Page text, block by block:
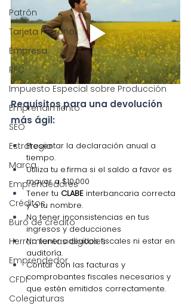
Patrón
Tarjeta Patronal
Empresa
RFC
Impuesto Especial sobre Producción
Emprendimiento
SEO
Estrategia
Marca
Emprendedores
Créditos
Buró de crédito
Herramientas digitales
Emprendedor
CFDI
Colegiaturas
Requisitos para una devolución
más ágil:
Presentar la declaración anual a
tiempo.
Utiliza tu e.firma si el saldo a favor es
mayor a $10,000
Tener tu CLABE interbancaria correcta
y a tu nombre.
No tener inconsistencias en tus
ingresos y deducciones
No tener adeudos fiscales ni estar en
auditoría.
Contar con las facturas y
comprobantes fiscales necesarios y
que estén emitidos correctamente.